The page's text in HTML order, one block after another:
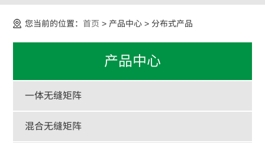
您当前的位置：首页 > 产品中心 > 分布式产品
产品中心
一体无缝矩阵
混合无缝矩阵